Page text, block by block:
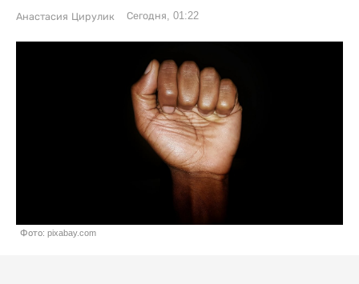
Анастасия Цирулик Сегодня, 01:22
Фото: pixabay.com